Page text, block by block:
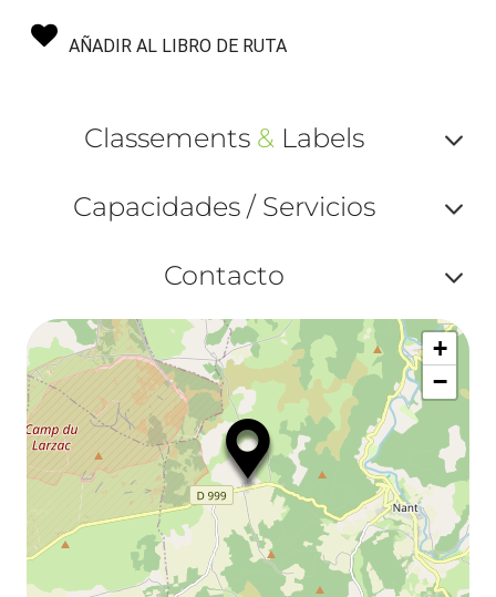
AÑADIR AL LIBRO DE RUTA
Classements &Labels
ou
Capacidades / Servicios
ou
Contacto
ou
+
−